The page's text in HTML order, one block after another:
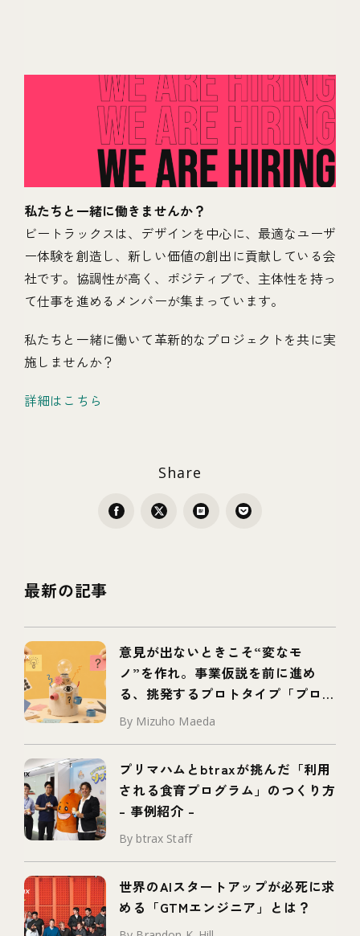
私たちと一緒に働きませんか？
ビートラックスは、デザインを中心に、最適なユーザ
ー体験を創造し、新しい価値の創出に貢献している会
社です。協調性が高く、ポジティブで、主体性を持っ
て仕事を進めるメンバーが集まっています。
私たちと一緒に働いて革新的なプロジェクトを共に実
施しませんか？
詳細はこちら
Share
最新の記事
意見が出ないときこそ“変なモ
ノ”を作れ。事業仮説を前に進め
る、挑発するプロトタイプ「プロボ
タイプ」とは
By Mizuho Maeda
プリマハムとbtraxが挑んだ「利用
される食育プログラム」のつくり方
– 事例紹介 –
By btrax Staff
世界のAIスタートアップが必死に求
める「GTMエンジニア」とは？